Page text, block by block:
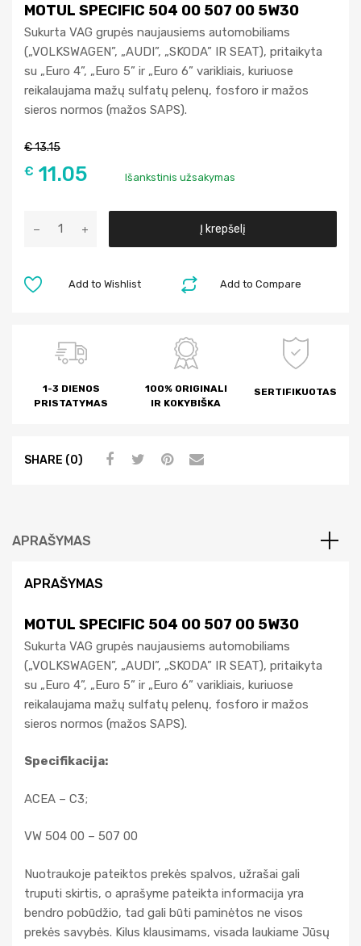
MOTUL SPECIFIC 504 00 507 00 5W30
Sukurta VAG grupės naujausiems automobiliams
(„VOLKSWAGEN”, „AUDI”, „SKODA” IR SEAT), pritaikyta
su „Euro 4”, „Euro 5” ir „Euro 6” varikliais, kuriuose
reikalaujama mažų sulfatų pelenų, fosforo ir mažos
sieros normos (mažos SAPS).
€13.15
€ 11.05 Išankstinis užsakymas
Į krepšelį
Add to Compare
Add to Wishlist
1-3 DIENOS
PRISTATYMAS
100% ORIGINALI
IR KOKYBIŠKA
SERTIFIKUOTAS
SHARE (0)
APRAŠYMAS
APRAŠYMAS
MOTUL SPECIFIC 504 00 507 00 5W30
Sukurta VAG grupės naujausiems automobiliams
(„VOLKSWAGEN”, „AUDI”, „SKODA” IR SEAT), pritaikyta
su „Euro 4”, „Euro 5” ir „Euro 6” varikliais, kuriuose
reikalaujama mažų sulfatų pelenų, fosforo ir mažos
sieros normos (mažos SAPS).
Specifikacija:
ACEA – C3;
VW 504 00 – 507 00
Nuotraukoje pateiktos prekės spalvos, užrašai gali
truputi skirtis, o aprašyme pateikta informacija yra
bendro pobūdžio, tad gali būti paminėtos ne visos
prekės savybės. Kilus klausimams, visada laukiame Jūsų